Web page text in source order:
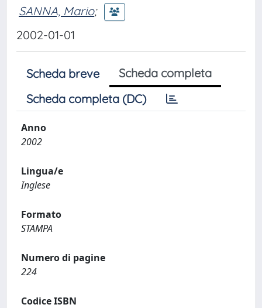
SANNA, Mario;
2002-01-01
Scheda breve
Scheda completa
Scheda completa (DC)
Anno
2002
Lingua/e
Inglese
Formato
STAMPA
Numero di pagine
224
Codice ISBN